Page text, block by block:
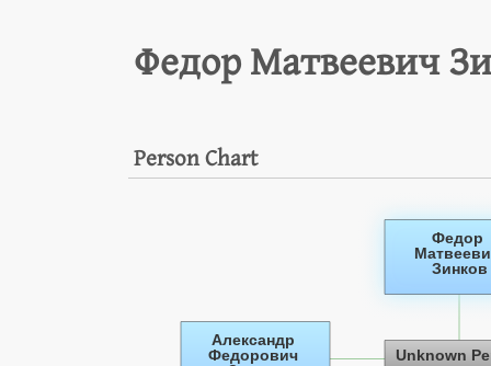
Федор Матвеевич
Person Chart